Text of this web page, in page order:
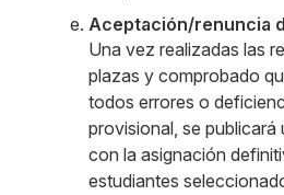
Aceptación/renuncia
Una vez realizadas las
plazas y comprobado
todos errores o
provisional, se publicará
con la asignación
estudiantes